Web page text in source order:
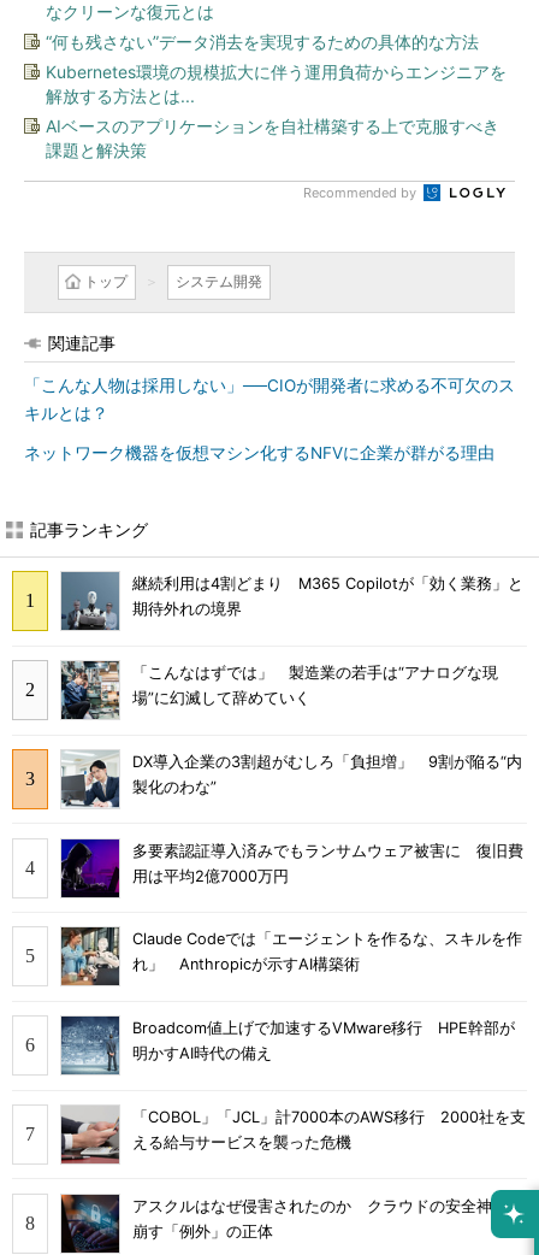
なクリーンな復元とは
“何も残さない”データ消去を実現するための具体的な方法
Kubernetes環境の規模拡大に伴う運用負荷からエンジニアを
解放する方法とは...
AIベースのアプリケーションを自社構築する上で克服すべき
課題と解決策
Recommended by
トップ システム開発
関連記事
「こんな人物は採用しない」──CIOが開発者に求める不可欠のス
キルとは？
ネットワーク機器を仮想マシン化するNFVに企業が群がる理由
記事ランキング
継続利用は4割どまり M365 Copilotが「効く業務」と
期待外れの境界
「こんなはずでは」 製造業の若手は“アナログな現
場”に幻滅して辞めていく
DX導入企業の3割超がむしろ「負担増」 9割が陥る“内
製化のわな”
多要素認証導入済みでもランサムウェア被害に 復旧費
用は平均2億7000万円
Claude Codeでは「エージェントを作るな、スキルを作
れ」 Anthropicが示すAI構築術
Broadcom値上げで加速するVMware移行 HPE幹部が
明かすAI時代の備え
「COBOL」「JCL」計7000本のAWS移行 2000社を支
える給与サービスを襲った危機
アスクルはなぜ侵害されたのか クラウドの安全神話を
崩す「例外」の正体